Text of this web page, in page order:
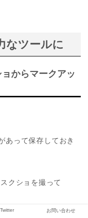
なツールに
からマークアッ
あって保存しておき
クショを撮って
Twitter お問い合わせ